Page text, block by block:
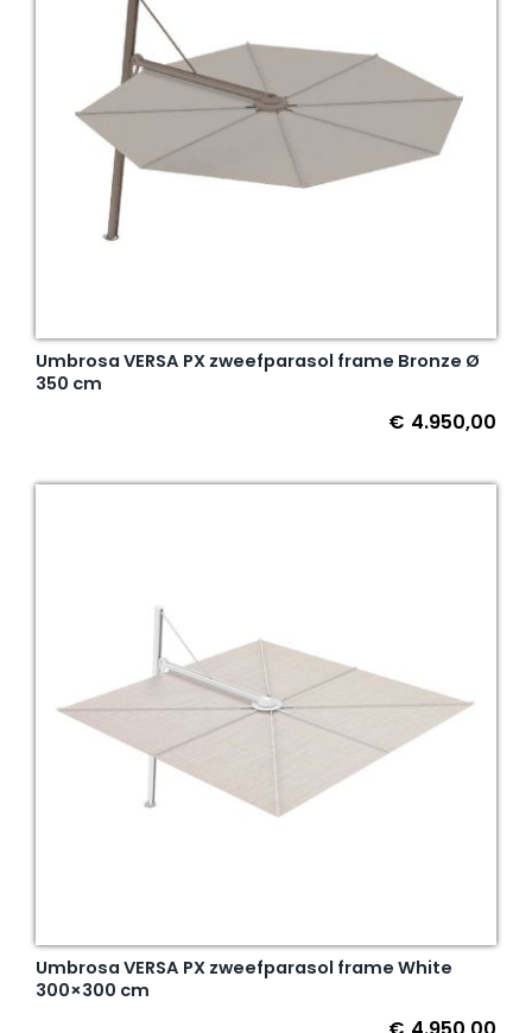
Umbrosa VERSA PX zweefparasol frame Bronze Ø
350 cm
€ 4.950,00
Umbrosa VERSA PX zweefparasol frame White
300×300 cm